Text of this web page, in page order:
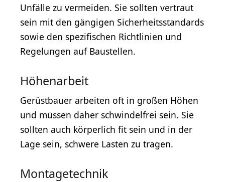
Unfälle zu vermeiden. Sie sollten vertraut
sein mit den gängigen Sicherheitsstandards
sowie den spezifischen Richtlinien und
Regelungen auf Baustellen.
Höhenarbeit
Gerüstbauer arbeiten oft in großen Höhen
und müssen daher schwindelfrei sein. Sie
sollten auch körperlich fit sein und in der
Lage sein, schwere Lasten zu tragen.
Montagetechnik